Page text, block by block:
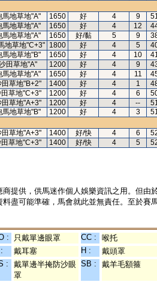
馬地草地"A" 1650 好 4 9
馬地草地"A" 1650 好 4 12
馬地草地"A" 1650 好/黏 5 9
地草地"C+3" 1800 好 4 5
馬地草地"B" 1650 好 4 10
田草地"A" 1200 好 4 9
馬地草地"A" 1650 好 4 11
田草地"B+2" 1400 好 4 1
草地"C+3" 1200 好 4 6
田草地"A+3" 1200 好 4 --
馬地草地"B" 1200 好 4 3
田草地"A+3" 1400 好/快 4 6
草地"C+3" 1400 好/快 4 5
提供，供馬迷作個人娛樂資訊之用。但
料盡可能準確，馬會就此並無責任。至於賽
: 只戴單邊眼罩 CC :
喉托
戴耳塞 H :
戴頭罩
:
戴單邊半掩防沙眼
罩
SB : 戴羊毛額箍